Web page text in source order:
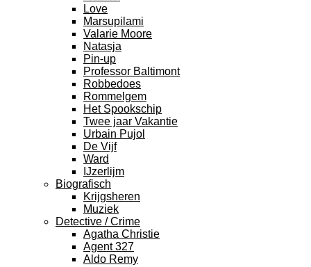
Love
Marsupilami
Valarie Moore
Natasja
Pin-up
Professor Baltimont
Robbedoes
Rommelgem
Het Spookschip
Twee jaar Vakantie
Urbain Pujol
De Vijf
Ward
IJzerlijm
Biografisch
Krijgsheren
Muziek
Detective / Crime
Agatha Christie
Agent 327
Aldo Remy